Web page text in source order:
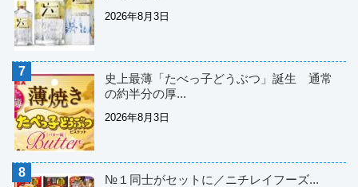
2026年8月3日
史上最薄「たべっ子どうぶつ」誕生 通常
の約半分の厚...
2026年8月3日
№１同士がセットに／ニチレイフーズ...